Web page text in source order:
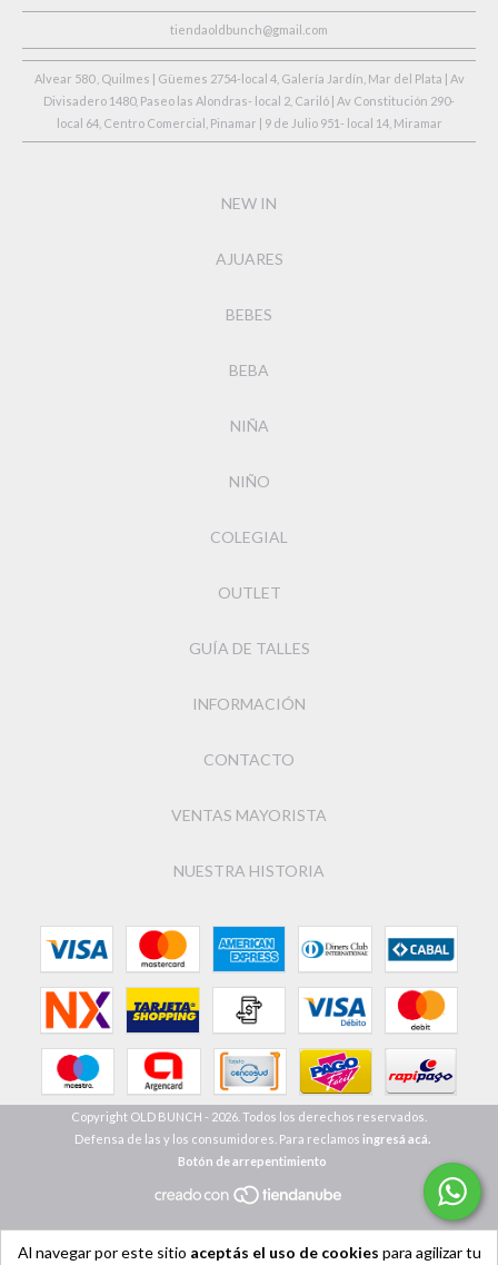
Al navegar por este sitio aceptás el uso de cookies para agilizar tu
tiendaoldbunch@gmail.com
Alvear 580 , Quilmes | Güemes 2754-local 4, Galería Jardín, Mar del Plata | Av
Divisadero 1480, Paseo las Alondras- local 2, Cariló | Av Constitución 290-
local 64, Centro Comercial, Pinamar | 9 de Julio 951- local 14, Miramar
NEW IN
AJUARES
BEBES
BEBA
NIÑA
NIÑO
COLEGIAL
OUTLET
GUÍA DE TALLES
INFORMACIÓN
CONTACTO
VENTAS MAYORISTA
NUESTRA HISTORIA
Copyright OLD BUNCH - 2026. Todos los derechos reservados.
Defensa de las y los consumidores. Para reclamos ingresá acá.
Botón de arrepentimiento